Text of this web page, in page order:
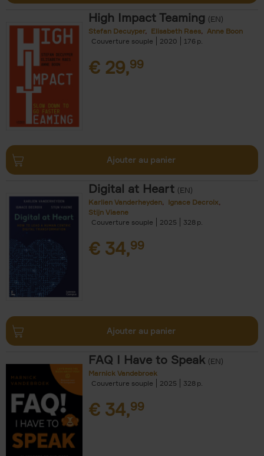
High Impact Teaming (EN)
Stefan Decuyper Elisabeth Raes
Anne Boon
Couverture souple
2020 176
€ 29,99
Ajouter au panier
Digital at Heart (EN)
Karlien Vanderheyden
Ignace Decroix
Stijn Viaene
Couverture souple
2025 328
€ 34,99
Ajouter au panier
FAQ I Have to Speak (EN)
Marnick Vandebroek
Couverture souple
2025 328
€ 34,99